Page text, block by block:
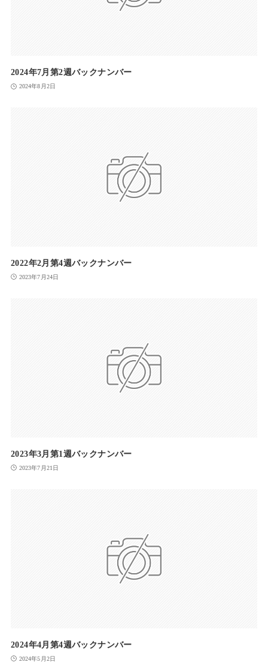
2024年7月第2週バックナンバー
2024年8月2日
2022年2月第4週バックナンバー
2023年7月24日
2023年3月第1週バックナンバー
2023年7月21日
2024年4月第4週バックナンバー
2024年5月2日